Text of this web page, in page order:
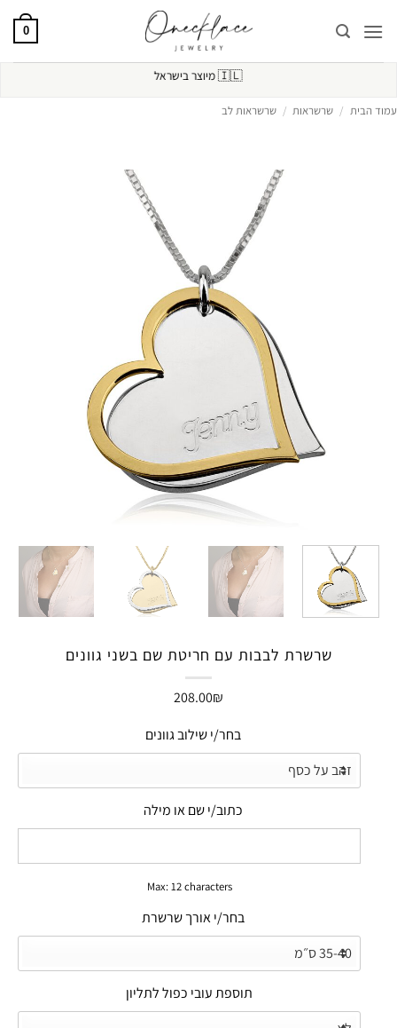
0
🇮🇱מיוצר בישראל
עמוד הבית / שרשראות / שרשראות לב
שרשרת לבבות עם חריטת שם בשני גוונים
208.00₪
בחר/י שילוב גוונים
כתוב/י שם או מילה
Max: 12 characters
בחר/י אורך שרשרת
תוספת עובי כפול לתליון